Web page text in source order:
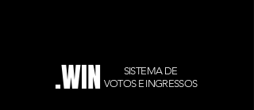
.WIN
SISTEMA DE
VOTOS E INGRESSOS